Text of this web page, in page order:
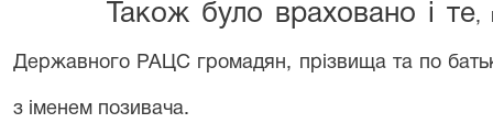
Також було враховано і те,
Державного РАЦС громадян, прізвища та по
з іменем позивача.